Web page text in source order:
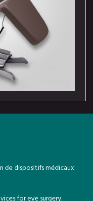
de dispositifs médicaux
for eye surgery.